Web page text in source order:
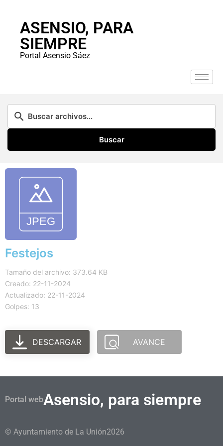
ASENSIO, PARA
SIEMPRE
Portal Asensio Sáez
Buscar
Festejos
Tamaño del archivo: 373.64 KB
Creado: 22-11-2024
Actualizado: 22-11-2024
Golpes: 13
DESCARGAR AVANCE
Portal webAsensio, para siempre
© Ayuntamiento de La Unión2026